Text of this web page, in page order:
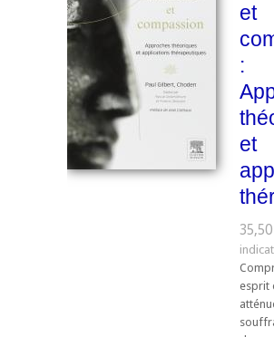
et
:
et
esprit